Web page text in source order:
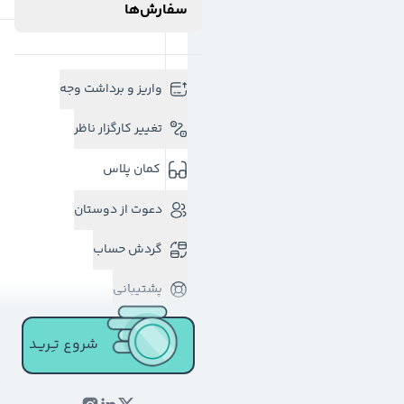
سفارش‌ها
واریز و برداشت وجه
تغییر کارگزار ناظر
کمان پلاس
دعوت از دوستان
گردش حساب
پشتیبانی
شروع تـِـریـد